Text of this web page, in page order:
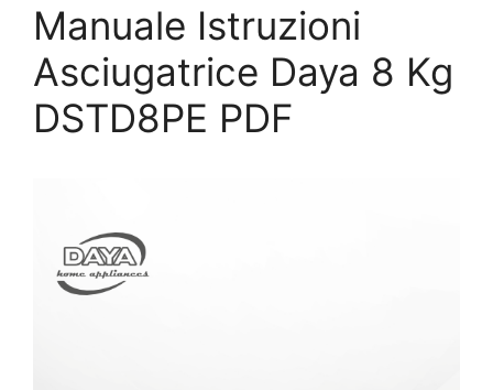
Manuale Istruzioni
Asciugatrice Daya 8 Kg
DSTD8PE PDF